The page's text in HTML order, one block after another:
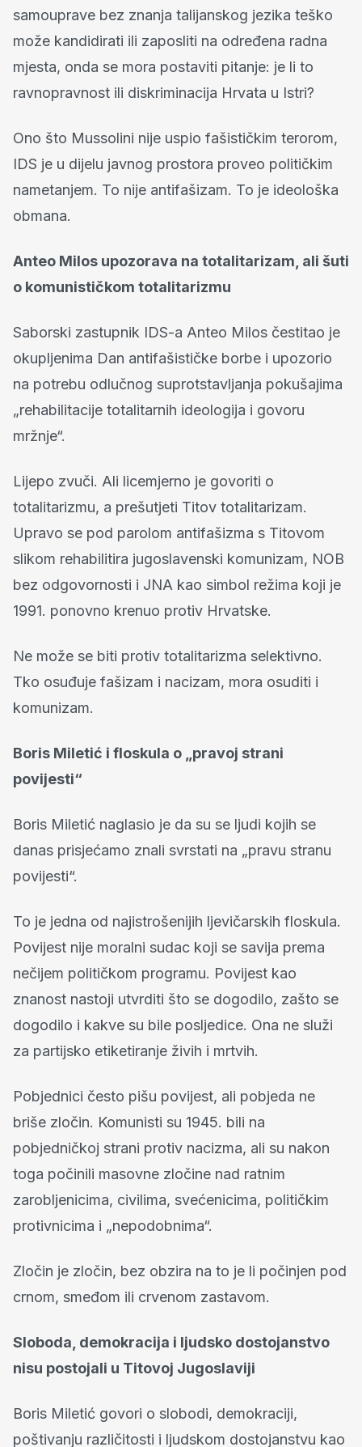
samouprave bez znanja talijanskog jezika teško
može kandidirati ili zaposliti na određena radna
mjesta, onda se mora postaviti pitanje: je li to
ravnopravnost ili diskriminacija Hrvata u Istri?
Ono što Mussolini nije uspio fašističkim terorom,
IDS je u dijelu javnog prostora proveo političkim
nametanjem. To nije antifašizam. To je ideološka
obmana.
Anteo Milos upozorava na totalitarizam, ali šuti
o komunističkom totalitarizmu
Saborski zastupnik IDS-a Anteo Milos čestitao je
okupljenima Dan antifašističke borbe i upozorio
na potrebu odlučnog suprotstavljanja pokušajima
„rehabilitacije totalitarnih ideologija i govoru
mržnje“.
Lijepo zvuči. Ali licemjerno je govoriti o
totalitarizmu, a prešutjeti Titov totalitarizam.
Upravo se pod parolom antifašizma s Titovom
slikom rehabilitira jugoslavenski komunizam, NOB
bez odgovornosti i JNA kao simbol režima koji je
1991. ponovno krenuo protiv Hrvatske.
Ne može se biti protiv totalitarizma selektivno.
Tko osuđuje fašizam i nacizam, mora osuditi i
komunizam.
Boris Miletić i floskula o „pravoj strani
povijesti“
Boris Miletić naglasio je da su se ljudi kojih se
danas prisjećamo znali svrstati na „pravu stranu
povijesti“.
To je jedna od najistrošenijih ljevičarskih floskula.
Povijest nije moralni sudac koji se savija prema
nečijem političkom programu. Povijest kao
znanost nastoji utvrditi što se dogodilo, zašto se
dogodilo i kakve su bile posljedice. Ona ne služi
za partijsko etiketiranje živih i mrtvih.
Pobjednici često pišu povijest, ali pobjeda ne
briše zločin. Komunisti su 1945. bili na
pobjedničkoj strani protiv nacizma, ali su nakon
toga počinili masovne zločine nad ratnim
zarobljenicima, civilima, svećenicima, političkim
protivnicima i „nepodobnima“.
Zločin je zločin, bez obzira na to je li počinjen pod
crnom, smeđom ili crvenom zastavom.
Sloboda, demokracija i ljudsko dostojanstvo
nisu postojali u Titovoj Jugoslaviji
Boris Miletić govori o slobodi, demokraciji,
poštivanju različitosti i ljudskom dostojanstvu kao